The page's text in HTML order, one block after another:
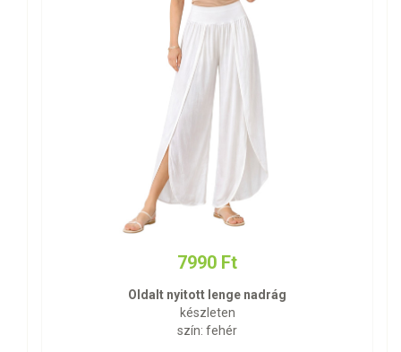
7990 Ft
Oldalt nyitott lenge nadrág
készleten
szín: fehér